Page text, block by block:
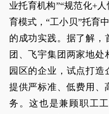
业托育机构”“规范化+
育模式，“工小贝”托育
的成功实践。据了解，
团、飞宇集团两家地
园区的企业，试点打造
提供严标准、低费用、
务。这也是兼顾职工